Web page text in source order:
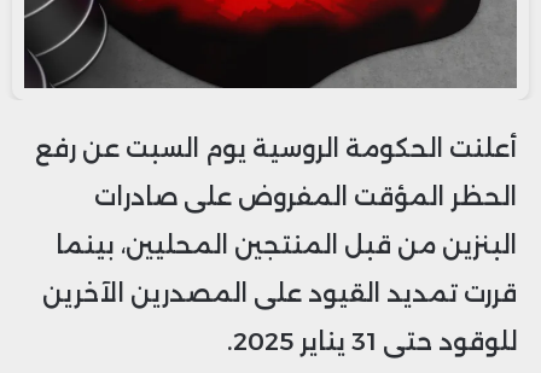
أعلنت الحكومة الروسية يوم السبت عن رفع
الحظر المؤقت المفروض على صادرات
البنزين من قبل المنتجين المحليين، بينما
قررت تمديد القيود على المصدرين الآخرين
للوقود حتى 31 يناير 2025.